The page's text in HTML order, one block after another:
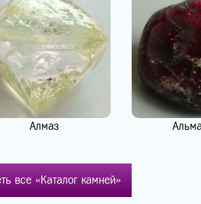
Алмаз
все «Каталог камней»